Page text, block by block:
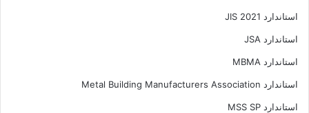
استاندارد JIS 2021
استاندارد JSA
استاندارد MBMA
استاندارد Metal Building Manufacturers Association
استاندارد MSS SP